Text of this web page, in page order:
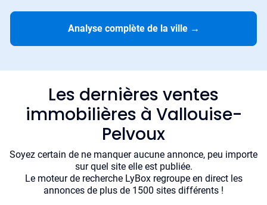
Analyse complète de la ville →
Les dernières ventes
immobilières à Vallouise-
Pelvoux
Soyez certain de ne manquer aucune annonce, peu importe
sur quel site elle est publiée.
Le moteur de recherche LyBox regroupe en direct les
annonces de plus de 1500 sites différents !